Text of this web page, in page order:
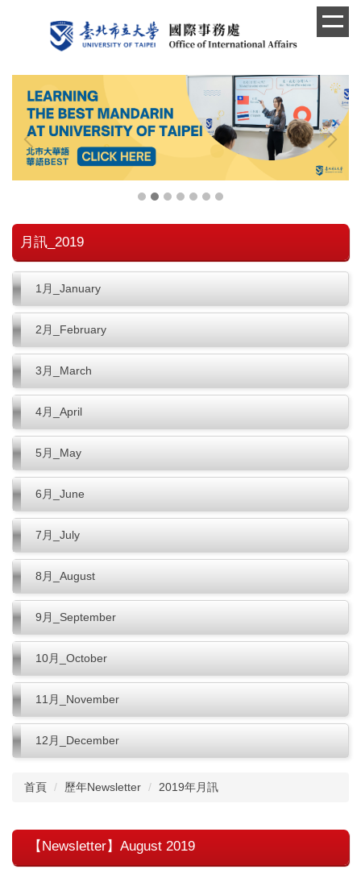
內
月訊_2019
1月_January
2月_February
3月_March
4月_April
5月_May
6月_June
7月_July
8月_August
9月_September
10月_October
11月_November
12月_December
首頁 歷年Newsletter 2019年月訊
【Newsletter】August 2019